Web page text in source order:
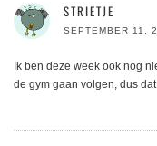
STRIETJE
SEPTEMBER 11,
Ik ben deze week ook nog
de gym gaan volgen, dus